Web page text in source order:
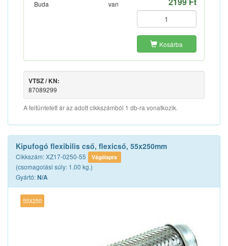
Buda
van
Kosárba
VTSZ / KN:
87089299
A feltüntetett ár az adott cikkszámból 1 db-ra vonatkozik.
Kipufogó flexibilis cső, flexicső, 55x250mm
Cikkszám: XZ17-0250-55 Vágólapra
(csomagolási súly: 1.00 kg.)
Gyártó:N/A
55X250